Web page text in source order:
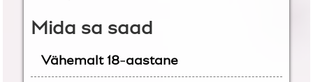
Mida sa saad
Vähemalt 18-aastane